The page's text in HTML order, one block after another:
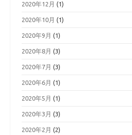
2020年12月 (1)
2020年10月 (1)
2020年9月 (1)
2020年8月 (3)
2020年7月 (3)
2020年6月 (1)
2020年5月 (1)
2020年3月 (3)
2020年2月 (2)